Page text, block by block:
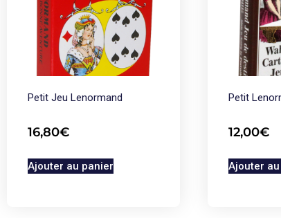
Petit Jeu Lenormand
16,80€
Ajouter au panier
Petit
12,00€
Ajouter